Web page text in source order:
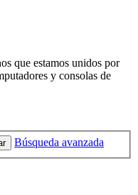
que estamos unidos por
y consolas de
Búsqueda avanzada